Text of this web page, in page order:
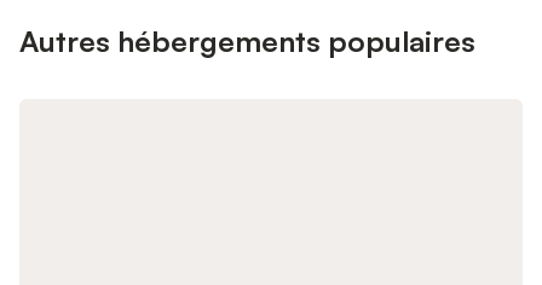
Autres hébergements populaires